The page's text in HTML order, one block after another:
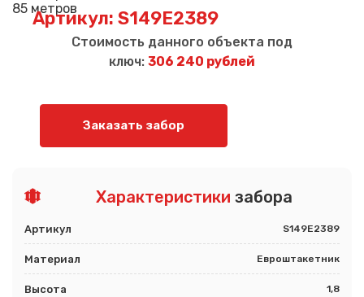
Артикул: S149E2389
Стоимость данного объекта под
ключ: 306 240 рублей
Заказать забор
Характеристики забора
Артикул S149E2389
Материал Евроштакетник
Высота 1,8